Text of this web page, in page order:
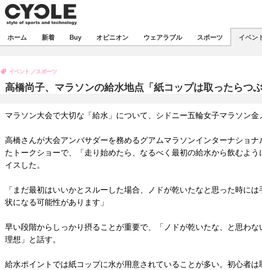
飲食
ボイス
デバイス
ビジネス
海外
スポーツ
短信
選手
動画
イベント
試乗会
ツアー
エンタメ
芸能
デザイン
ライフ
ハウツー
ホーム 新着 Buy オピニオン ウェアラブル スポーツ イベン
高橋尚子、マラソンの給水地点「紙コップは取ったらつ
イベント スポーツ
マラソン大会で大切な「給水」について、シドニー五輪女子マラソン金
高橋さんが大会アンバサダーを務めるグアムマラソンインターナショ
たトークショーで、「走り始めたら、なるべく最初の給水から飲むよ
イスした。
「まだ最初はいいかとスルーした場合、ノドが乾いたなと思った時に
状になる可能性があります」
早い段階からしっかり摂ることが重要で、「ノドが乾いたな、と思わ
理想」と話す。
給水ポイントでは紙コップに水が用意されていることが多い。初心者